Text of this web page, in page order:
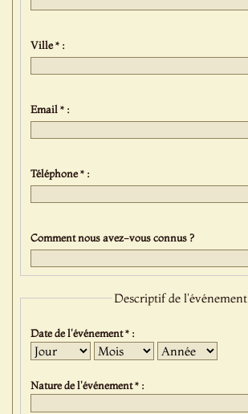
Ville * :
Email * :
Téléphone * :
Comment nous avez-vous connus ?
Descriptif de l'événement
Date de l'événement * :
Jour Mois Année
Nature de l'événement * :